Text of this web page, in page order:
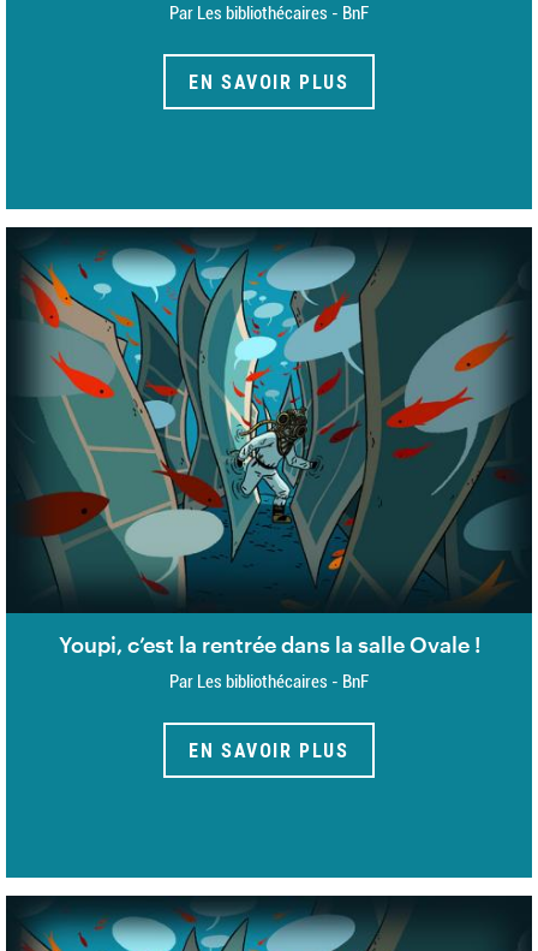
Par Les bibliothécaires - BnF
EN SAVOIR PLUS
Youpi, c’est la rentrée dans la salle Ovale !
Par Les bibliothécaires - BnF
EN SAVOIR PLUS